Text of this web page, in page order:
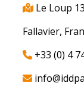
Le Loup
Fallavier,
+33 (0) 4